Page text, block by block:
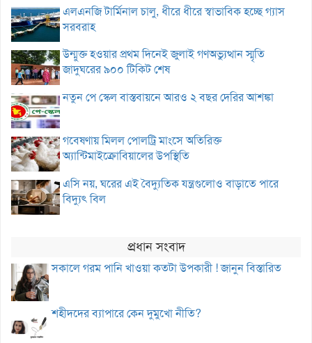
এলএনজি টার্মিনাল চালু, ধীরে ধীরে স্বাভাবিক হচ্ছে গ্যাস
সরবরাহ
উন্মুক্ত হওয়ার প্রথম দিনেই জুলাই গণঅভ্যুত্থান স্মৃতি
জাদুঘরের ৯০০ টিকিট শেষ
নতুন পে স্কেল বাস্তবায়নে আরও ২ বছর দেরির আশঙ্কা
গবেষণায় মিলল পোলট্রি মাংসে অতিরিক্ত
অ্যান্টিমাইক্রোবিয়ালের উপস্থিতি
এসি নয়, ঘরের এই বৈদ্যুতিক যন্ত্রগুলোও বাড়াতে পারে
বিদ্যুৎ বিল
প্রধান সংবাদ
সকালে গরম পানি খাওয়া কতটা উপকারী ! জানুন বিস্তারিত
শহীদদের ব্যাপারে কেন দুমুখো নীতি?